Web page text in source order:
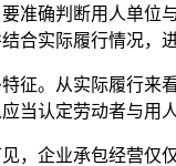
准确判断用人单位
合实际履行情况，
征。从实际履行来
当认定劳动者与用
，企业承包经营仅